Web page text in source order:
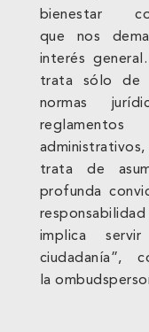
bienestar
que nos
interés
trata sólo de
normas
reglamentos
trata de
profunda
implica
ciudadanía”,
la